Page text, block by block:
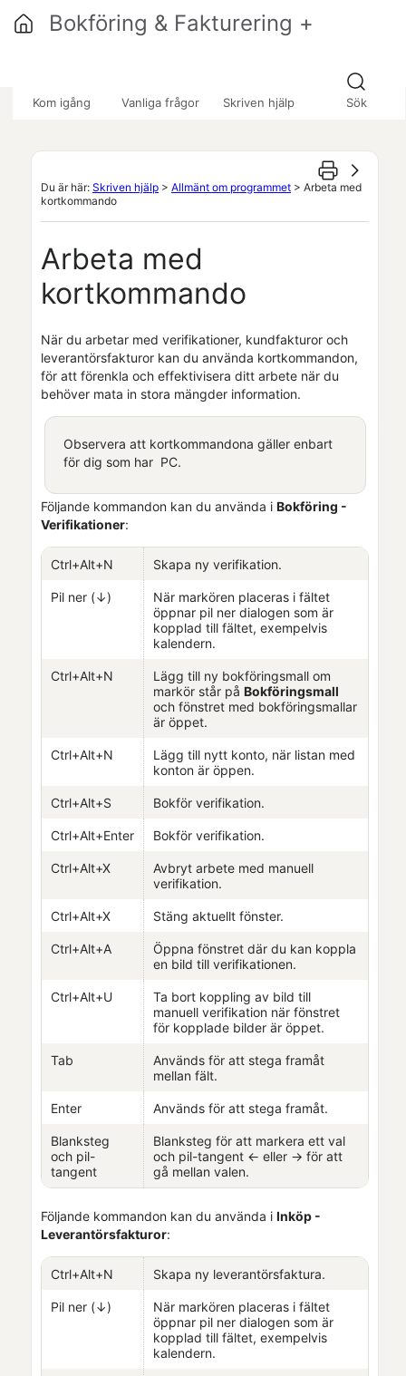
Kom igång Vanliga frågor Skriven hjälp Sök
Bokföring & Fakturering +
Du är här: Skriven hjälp > Allmänt om programmet > Arbeta med
kortkommando
Arbeta med
kortkommando
När du arbetar med verifikationer, kundfakturor och
leverantörsfakturor kan du använda kortkommandon,
för att förenkla och effektivisera ditt arbete när du
behöver mata in stora mängder information.
Observera att kortkommandona gäller enbart
för dig som har PC.
Följande kommandon kan du använda i Bokföring -
Verifikationer:
Ctrl+Alt+N Skapa ny verifikation.
Pil ner (↓)
När markören placeras i fältet
öppnar pil ner dialogen som är
kopplad till fältet, exempelvis
kalendern.
Ctrl+Alt+N
Lägg till ny bokföringsmall om
markör står på Bokföringsmall
och fönstret med bokföringsmallar
är öppet.
Ctrl+Alt+N
Lägg till nytt konto, när listan med
konton är öppen.
Ctrl+Alt+S Bokför verifikation.
Ctrl+Alt+Enter Bokför verifikation.
Ctrl+Alt+X
Avbryt arbete med manuell
verifikation.
Ctrl+Alt+X Stäng aktuellt fönster.
Ctrl+Alt+A
Öppna fönstret där du kan koppla
en bild till verifikationen.
Ctrl+Alt+U
Ta bort koppling av bild till
manuell verifikation när fönstret
för kopplade bilder är öppet.
Tab
Används för att stega framåt
mellan fält.
Enter Används för att stega framåt.
Blanksteg
och pil-
tangent
Blanksteg för att markera ett val
och pil-tangent ← eller → för att
gå mellan valen.
Följande kommandon kan du använda i Inköp -
Leverantörsfakturor:
Ctrl+Alt+N Skapa ny leverantörsfaktura.
Pil ner (↓)
När markören placeras i fältet
öppnar pil ner dialogen som är
kopplad till fältet, exempelvis
kalendern.